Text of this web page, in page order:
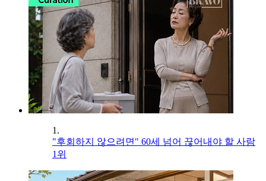
1.
"후회하지 않으려면" 60세 넘어 끊어내야 할 사람
1위